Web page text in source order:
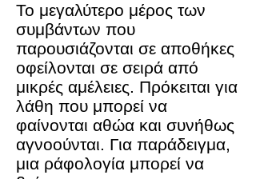
Το μεγαλύτερο μέρος των
συμβάντων που
παρουσιάζονται σε αποθήκες
οφείλονται σε σειρά από
μικρές αμέλειες. Πρόκειται για
λάθη που μπορεί να
φαίνονται αθώα και συνήθως
αγνοούνται. Για παράδειγμα,
μια ράφολογία μπορεί να